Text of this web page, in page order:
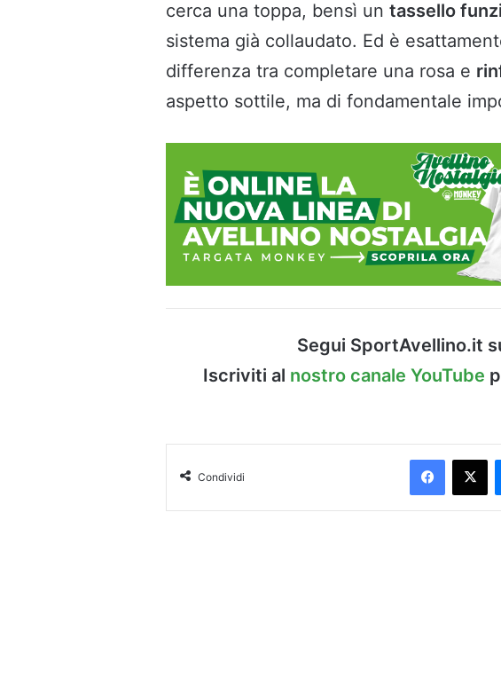
cerca una toppa, bensì un tassello
sistema già collaudato. Ed è
differenza tra completare una rosa e
aspetto sottile, ma di fondamentale
Segui SportAvellino.it
Iscriviti al nostro canale YouTube
Condividi
Facebook
X